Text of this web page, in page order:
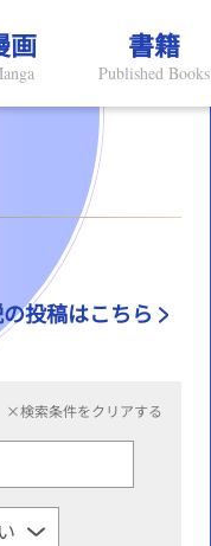
画 書籍
Published Books
投稿はこちら
×検索条件をクリアする